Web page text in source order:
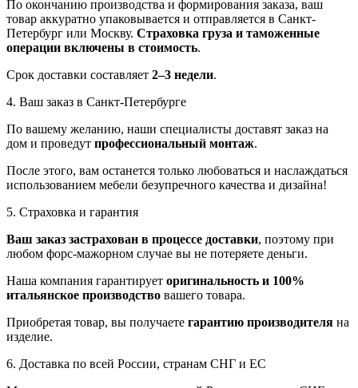
По окончанию производства и формирования заказа, ваш
товар аккуратно упаковывается и отправляется в Санкт-
Петербург или Москву. Страховка груза и таможенные
операции включены в стоимость.
Срок доставки составляет 2–3 недели.
4. Ваш заказ в Санкт-Петербурге
По вашему желанию, наши специалисты доставят заказ на
дом и проведут профессиональный монтаж.
После этого, вам останется только любоваться и наслаждаться
использованием мебели безупречного качества и дизайна!
5. Страховка и гарантия
Ваш заказ застрахован в процессе доставки, поэтому при
любом форс-мажорном случае вы не потеряете деньги.
Наша компания гарантирует оригинальность и 100%
итальянское производство вашего товара.
Приобретая товар, вы получаете гарантию производителя на
изделие.
6. Доставка по всей России, странам СНГ и ЕС